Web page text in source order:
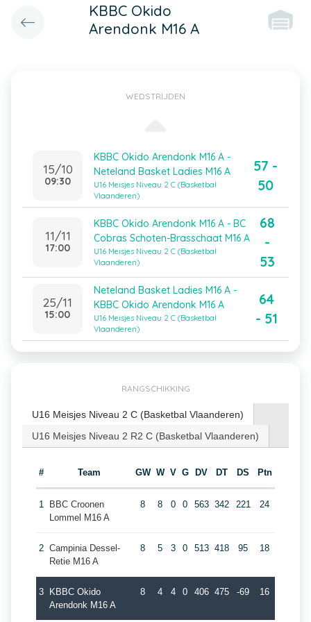
KBBC Okido
Arendonk M16 A
WEDSTRIJDEN
15/10
09:30
KBBC Okido Arendonk M16 A -
Neteland Basket Ladies M16 A
U16 Meisjes Niveau 2 C (Basketbal
Vlaanderen)
57 -
50
11/11
17:00
KBBC Okido Arendonk M16 A - BC
Cobras Schoten-Brasschaat M16 A
U16 Meisjes Niveau 2 C (Basketbal
Vlaanderen)
68
-
53
25/11
15:00
Neteland Basket Ladies M16 A -
KBBC Okido Arendonk M16 A
U16 Meisjes Niveau 2 C (Basketbal
Vlaanderen)
64
- 51
RANGSCHIKKING
U16 Meisjes Niveau 2 C (Basketbal Vlaanderen)
U16 Meisjes Niveau 2 R2 C (Basketbal Vlaanderen)
# Team GW W V G DV DT DS Ptn
1
BBC Croonen
Lommel M16 A
8 8 0 0 563 342 221 24
2 Campinia Dessel-
Retie M16 A
8 5 3 0 513 418 95 18
3
KBBC Okido
Arendonk M16 A
8 4 4 0 406 475 -69 16